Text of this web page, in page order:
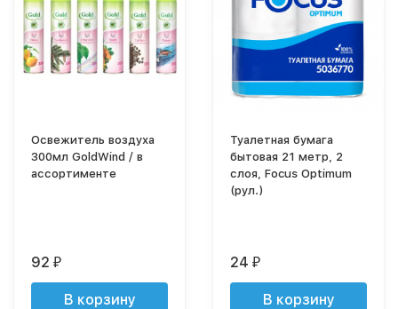
Освежитель воздуха
300мл GoldWind / в
ассортименте
92 ₽
В корзину
Туалетная бумага
бытовая 21 метр, 2
слоя, Focus Optimum
(рул.)
24 ₽
В корзину